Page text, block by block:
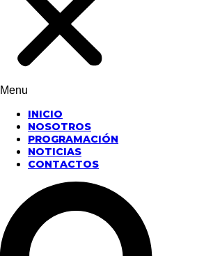
Menu
INICIO
NOSOTROS
PROGRAMACIÓN
NOTICIAS
CONTACTOS